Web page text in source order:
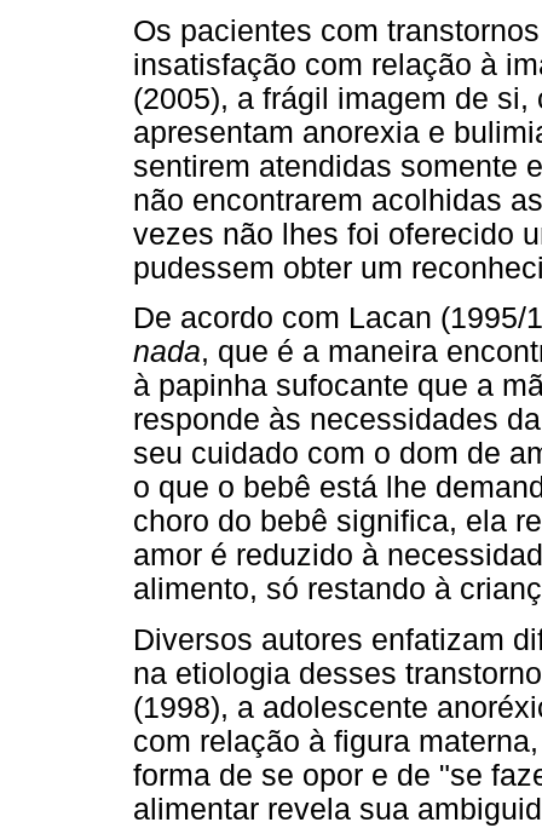
Os pacientes com
insatisfação com relação à
(2005), a frágil imagem de
apresentam anorexia e
sentirem atendidas somente
não encontrarem acolhidas
vezes não lhes foi oferecido
pudessem obter um
De acordo com Lacan
nada, que é a maneira
à papinha sufocante que a
responde às necessidades
seu cuidado com o dom de
o que o bebê está lhe
choro do bebê significa, ela
amor é reduzido à
alimento, só restando à
Diversos autores enfatizam
na etiologia desses
(1998), a adolescente
com relação à figura
forma de se opor e de "se
alimentar revela sua